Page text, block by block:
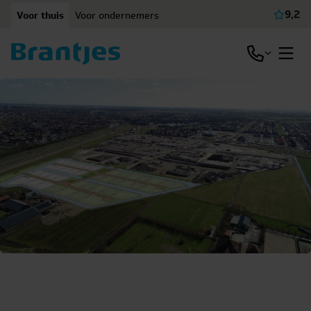
Voor thuis Voor ondernemers 9,2
Open /